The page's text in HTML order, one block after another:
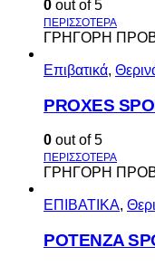
0 out of 5
ΓΡΗΓΟΡΗ
Επιβατικά,
PROXES
0 out of 5
ΓΡΗΓΟΡΗ
ΕΠΙΒΑΤΙΚΑ,
POTENZA